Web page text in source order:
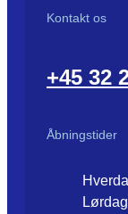
Kontakt os
+45 32
Åbningstider